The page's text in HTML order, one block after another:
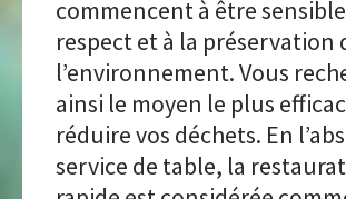
commencent à être
respect et à la préservation
l’environnement. Vous
ainsi le moyen le plus
réduire vos déchets. En
service de table, la